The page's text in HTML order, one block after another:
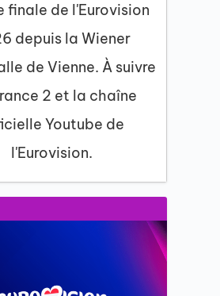
finale de l'Eurovision
depuis la Wiener
de Vienne. À suivre
2 et la chaîne
Youtube de
l'Eurovision.